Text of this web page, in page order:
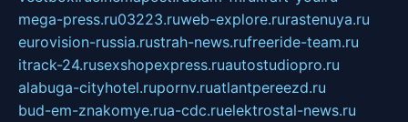
mega-press.ru03223.ruweb-explore.rurastenuya.ru
eurovision-russia.rustrah-news.rufreeride-team.ru
itrack-24.rusexshopexpress.ruautostudiopro.ru
alabuga-cityhotel.rupornv.ruatlantpereezd.ru
bud-em-znakomye.rua-cdc.ruelektrostal-news.ru